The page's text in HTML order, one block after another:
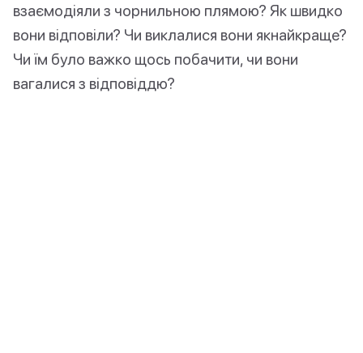
взаємодіяли з чорнильною плямою? Як швидко
вони відповіли? Чи виклалися вони якнайкраще?
Чи їм було важко щось побачити, чи вони
вагалися з відповіддю?